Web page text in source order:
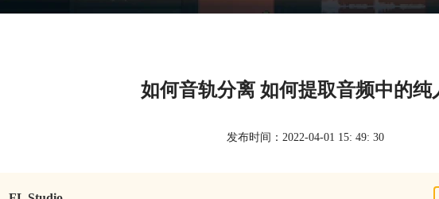
如何音轨分离 如何提取音频中的纯
发布时间：2022-04-01 15: 49: 30